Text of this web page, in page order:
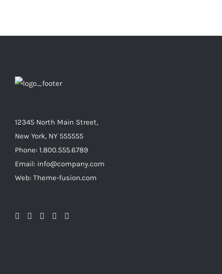
12345 North Main Street,
New York, NY 555555
Phone: 1.800.555.6789
Email: info@company.com
Web: Theme-fusion.com